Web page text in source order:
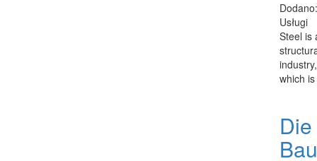
Usługi
Steel is
which